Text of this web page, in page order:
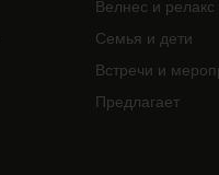
Велнес и релакс
Семья и дети
Встречи и
Предлагает